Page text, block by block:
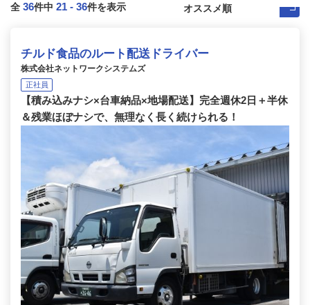
全 36件中 21 - 36件を表示
チルド食品のルート配送ドライバー
株式会社ネットワークシステムズ
正社員
【積み込みナシ×台車納品×地場配送】完全週休2日＋半休
＆残業ほぼナシで、無理なく長く続けられる！